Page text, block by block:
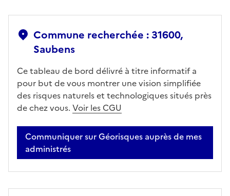
Commune recherchée : 31600,
Saubens
Ce tableau de bord délivré à titre informatif a
pour but de vous montrer une vision simplifiée
des risques naturels et technologiques situés près
de chez vous. Voir les CGU
Communiquer sur Géorisques auprès de mes
administrés